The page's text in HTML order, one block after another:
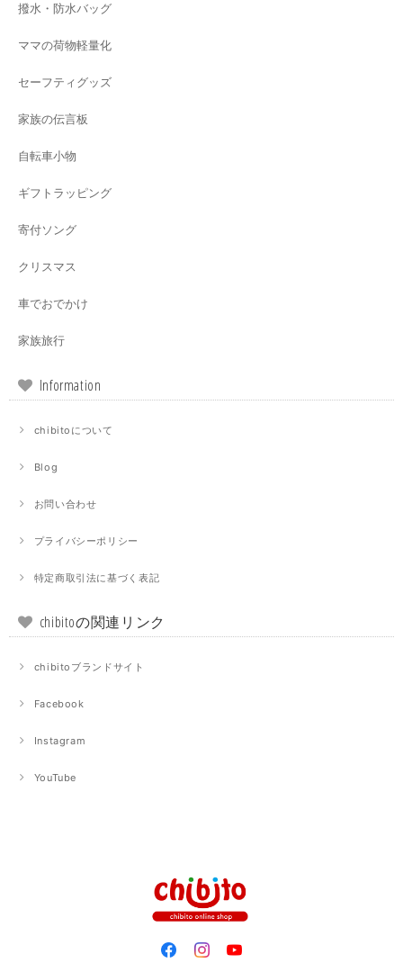
撥水・防水バッグ
ママの荷物軽量化
セーフティグッズ
家族の伝言板
自転車小物
ギフトラッピング
寄付ソング
クリスマス
車でおでかけ
家族旅行
Information
chibitoについて
Blog
お問い合わせ
プライバシーポリシー
特定商取引法に基づく表記
chibitoの関連リンク
chibitoブランドサイト
Facebook
Instagram
YouTube